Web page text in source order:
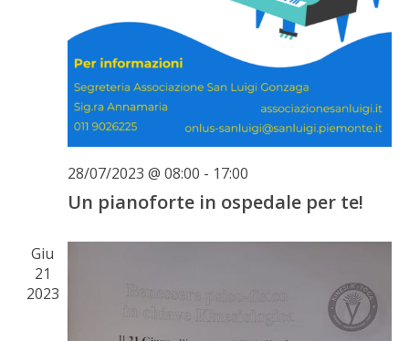
28/07/2023 @ 08:00 - 17:00
Un pianoforte in ospedale per te!
Giu
21
2023